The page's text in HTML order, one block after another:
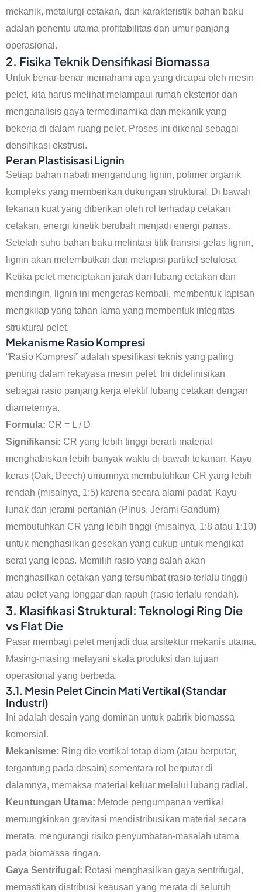
mekanik, metalurgi cetakan, dan karakteristik bahan baku
adalah penentu utama profitabilitas dan umur panjang
operasional.
2. Fisika Teknik Densifikasi Biomassa
Untuk benar-benar memahami apa yang dicapai oleh mesin
pelet, kita harus melihat melampaui rumah eksterior dan
menganalisis gaya termodinamika dan mekanik yang
bekerja di dalam ruang pelet. Proses ini dikenal sebagai
densifikasi ekstrusi.
Peran Plastisisasi Lignin
Setiap bahan nabati mengandung lignin, polimer organik
kompleks yang memberikan dukungan struktural. Di bawah
tekanan kuat yang diberikan oleh rol terhadap cetakan
cetakan, energi kinetik berubah menjadi energi panas.
Setelah suhu bahan baku melintasi titik transisi gelas lignin,
lignin akan melembutkan dan melapisi partikel selulosa.
Ketika pelet menciptakan jarak dari lubang cetakan dan
mendingin, lignin ini mengeras kembali, membentuk lapisan
mengkilap yang tahan lama yang membentuk integritas
struktural pelet.
Mekanisme Rasio Kompresi
“Rasio Kompresi” adalah spesifikasi teknis yang paling
penting dalam rekayasa mesin pelet. Ini didefinisikan
sebagai rasio panjang kerja efektif lubang cetakan dengan
diameternya.
Formula: CR = L / D
Signifikansi: CR yang lebih tinggi berarti material
menghabiskan lebih banyak waktu di bawah tekanan. Kayu
keras (Oak, Beech) umumnya membutuhkan CR yang lebih
rendah (misalnya, 1:5) karena secara alami padat. Kayu
lunak dan jerami pertanian (Pinus, Jerami Gandum)
membutuhkan CR yang lebih tinggi (misalnya, 1:8 atau 1:10)
untuk menghasilkan gesekan yang cukup untuk mengikat
serat yang lepas. Memilih rasio yang salah akan
menghasilkan cetakan yang tersumbat (rasio terlalu tinggi)
atau pelet yang longgar dan rapuh (rasio terlalu rendah).
3. Klasifikasi Struktural: Teknologi Ring Die
vs Flat Die
Pasar membagi pelet menjadi dua arsitektur mekanis utama.
Masing-masing melayani skala produksi dan tujuan
operasional yang berbeda.
3.1. Mesin Pelet Cincin Mati Vertikal (Standar
Industri)
Ini adalah desain yang dominan untuk pabrik biomassa
komersial.
Mekanisme: Ring die vertikal tetap diam (atau berputar,
tergantung pada desain) sementara rol berputar di
dalamnya, memaksa material keluar melalui lubang radial.
Keuntungan Utama: Metode pengumpanan vertikal
memungkinkan gravitasi mendistribusikan material secara
merata, mengurangi risiko penyumbatan-masalah utama
pada biomassa ringan.
Gaya Sentrifugal: Rotasi menghasilkan gaya sentrifugal,
memastikan distribusi keausan yang merata di seluruh